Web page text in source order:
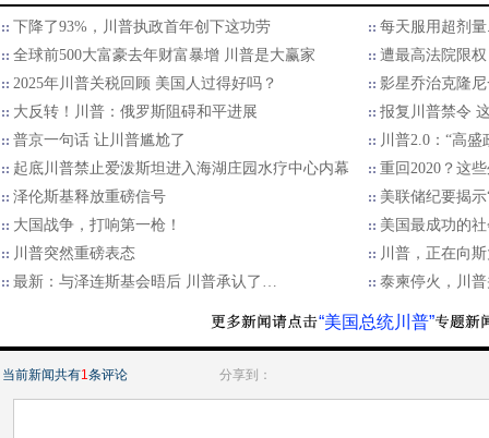
下降了93%，川普执政首年创下这功劳
每天服用超剂
全球前500大富豪去年财富暴增 川普是大赢家
遭最高法院限
2025年川普关税回顾 美国人过得好吗？
影星乔治克隆
大反转！川普：俄罗斯阻碍和平进展
报复川普禁令
普京一句话 让川普尴尬了
川普2.0：“高盛
起底川普禁止爱泼斯坦进入海湖庄园水疗中心内幕
重回2020？这
泽伦斯基释放重磅信号
美联储纪要揭
大国战争，打响第一枪！
美国最成功的
川普突然重磅表态
川普，正在向
最新：与泽连斯基会晤后 川普承认了…
泰柬停火，川
“美国总统川普”
当前新闻共有1条评论 分享到：